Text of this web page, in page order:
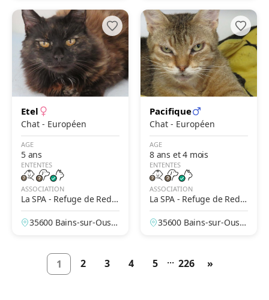
Etel
Chat - Européen
AGE
5 ans
ENTENTES
ASSOCIATION
La SPA - Refuge de Redo
n
35600 Bains-sur-Oust,
Pacifique
Chat - Européen
AGE
8 ans et 4 mois
ENTENTES
ASSOCIATION
La SPA - Refuge de Redo
n
35600 Bains-sur-Oust,
1 2 3 4 5 ... 226 »